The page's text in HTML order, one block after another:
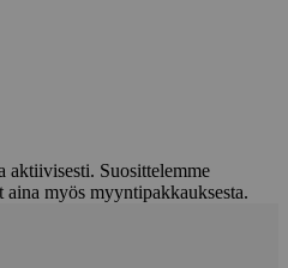
aktiivisesti. Suosittelemme
aina myös myyntipakkauksesta.